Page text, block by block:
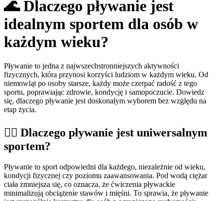
🌊 Dlaczego pływanie jest
idealnym sportem dla osób w
każdym wieku?
Pływanie to jedna z najwszechstronniejszych aktywności
fizycznych, która przynosi korzyści ludziom w każdym wieku. Od
niemowląt po osoby starsze, każdy może czerpać radość z tego
sportu, poprawiając zdrowie, kondycję i samopoczucie. Dowiedz
się, dlaczego pływanie jest doskonałym wyborem bez względu na
etap życia.
🏊‍♂️ Dlaczego pływanie jest uniwersalnym
sportem?
Pływanie to sport odpowiedni dla każdego, niezależnie od wieku,
kondycji fizycznej czy poziomu zaawansowania. Pod wodą ciężar
ciała zmniejsza się, co oznacza, że ćwiczenia pływackie
minimalizują obciążenie stawów i mięśni. To sprawia, że pływanie